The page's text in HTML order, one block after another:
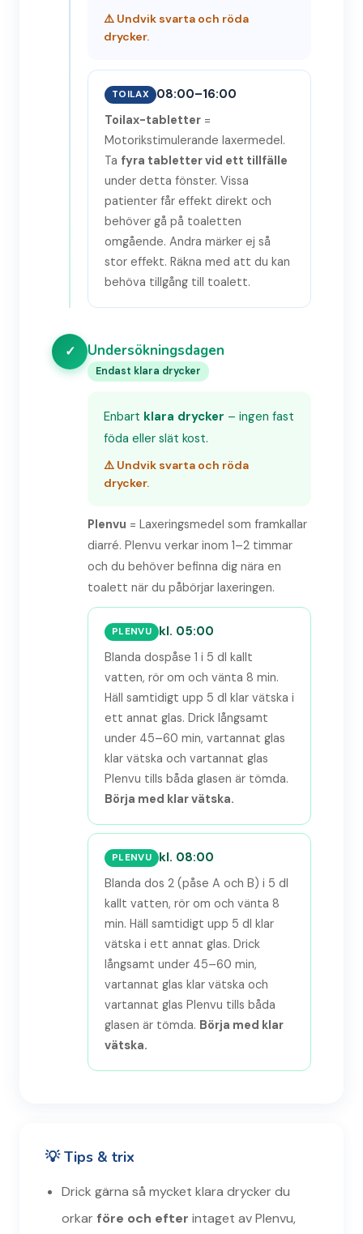
⚠️ Undvik svarta och röda
drycker.
TOILAX 08:00–16:00
Toilax-tabletter =
Motorikstimulerande laxermedel.
Ta fyra tabletter vid ett tillfälle
under detta fönster. Vissa
patienter får effekt direkt och
behöver gå på toaletten
omgående. Andra märker ej så
stor effekt. Räkna med att du kan
behöva tillgång till toalett.
✓ Undersökningsdagen
Endast klara drycker
Enbart klara drycker – ingen fast
föda eller slät kost.
⚠️ Undvik svarta och röda
drycker.
Plenvu = Laxeringsmedel som framkallar
diarré. Plenvu verkar inom 1–2 timmar
och du behöver befinna dig nära en
toalett när du påbörjar laxeringen.
PLENVU kl. 05:00
Blanda dospåse 1 i 5 dl kallt
vatten, rör om och vänta 8 min.
Häll samtidigt upp 5 dl klar vätska i
ett annat glas. Drick långsamt
under 45–60 min, vartannat glas
klar vätska och vartannat glas
Plenvu tills båda glasen är tömda.
Börja med klar vätska.
PLENVU kl. 08:00
Blanda dos 2 (påse A och B) i 5 dl
kallt vatten, rör om och vänta 8
min. Häll samtidigt upp 5 dl klar
vätska i ett annat glas. Drick
långsamt under 45–60 min,
vartannat glas klar vätska och
vartannat glas Plenvu tills båda
glasen är tömda. Börja med klar
vätska.
💡 Tips & trix
Drick gärna så mycket klara drycker du
orkar före och efter intaget av Plenvu,